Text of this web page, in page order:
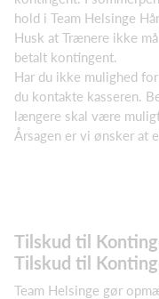
hold i Team Helsinge
Husk at Trænere ikke
betalt kontingent.
Har du ikke mulighed
du kontakte kasseren.
længere skal være
Årsagen er vi ønsker at
​Tilskud til
​Tilskud til
Team Helsinge gør